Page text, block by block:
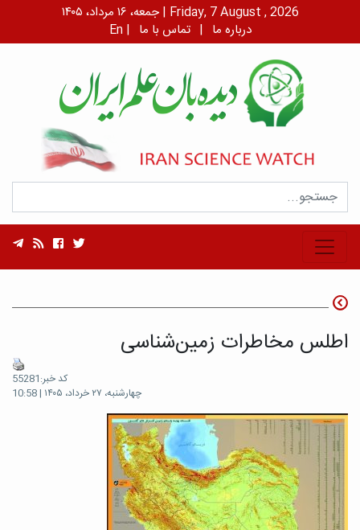
جمعه، ۱۶ مرداد، ۱۴۰۵ | Friday, 7 August , 2026
En | درباره ما | تماس با ما
اطلس مخاطرات زمین‌شناسی
کد خبر:55281
چهارشنبه، ۲۷ خرداد، ۱۴۰۵ | 10:58